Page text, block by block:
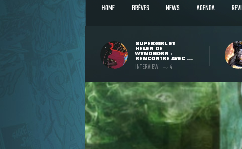
HOME BRÈVES NEWS AGENDA
SUPERGIRL ET
HELEN DE
WYNDHORN :
RENCONTRE AVEC ...
INTERVIEW 4